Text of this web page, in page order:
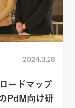
2024.3.28
ードマップ
PdM向け研